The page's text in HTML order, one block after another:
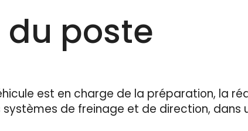
poste
est en charge de la préparation, la
de freinage et de direction, dans